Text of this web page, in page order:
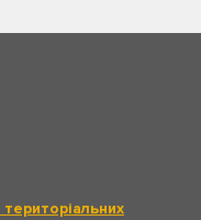
територіальних